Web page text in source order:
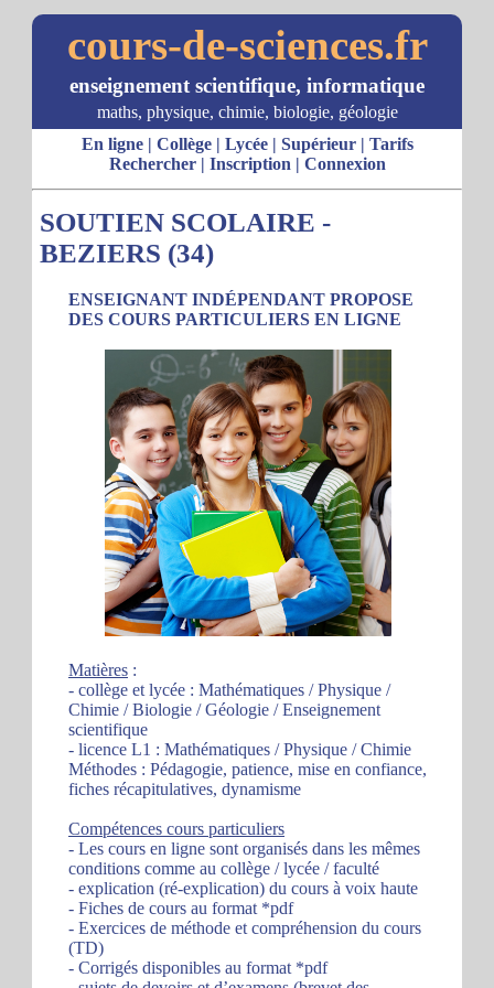
cours-de-sciences.fr
enseignement scientifique, informatique
maths, physique, chimie, biologie, géologie
En ligne| Collège| Lycée| Supérieur| Tarifs
Rechercher| Inscription | Connexion
SOUTIEN SCOLAIRE -
BEZIERS (34)
ENSEIGNANT INDÉPENDANT PROPOSE
DES COURS PARTICULIERS EN LIGNE
Matières :
- collège et lycée : Mathématiques / Physique /
Chimie / Biologie / Géologie / Enseignement
scientifique
- licence L1 : Mathématiques / Physique / Chimie
Méthodes : Pédagogie, patience, mise en confiance,
fiches récapitulatives, dynamisme
Compétences cours particuliers
- Les cours en ligne sont organisés dans les mêmes
conditions comme au collège / lycée / faculté
- explication (ré-explication) du cours à voix haute
- Fiches de cours au format *pdf
- Exercices de méthode et compréhension du cours
(TD)
- Corrigés disponibles au format *pdf